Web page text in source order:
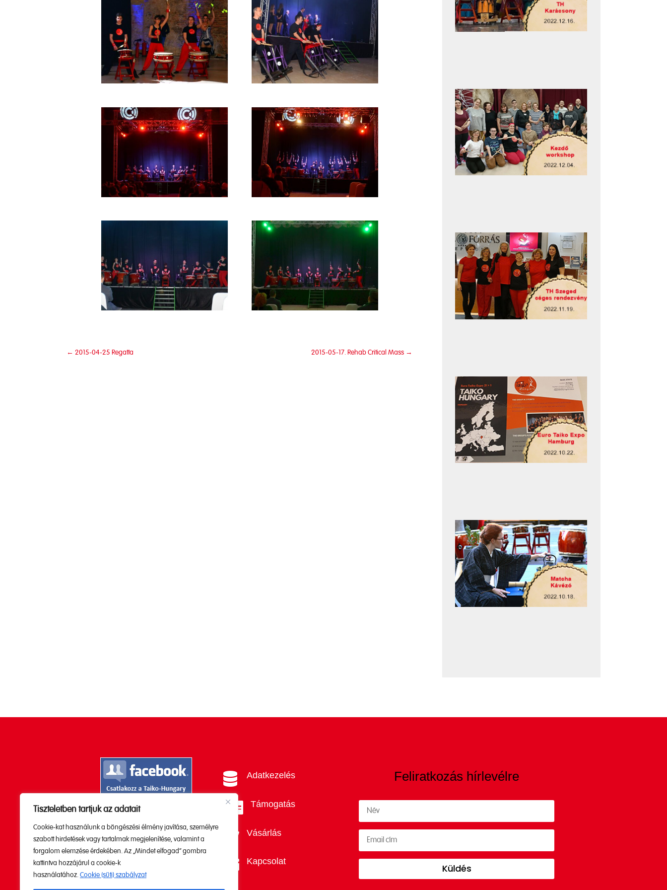
Tiszteletben tartjuk az adatait
Cookie-kat használunk a böngészési élmény javítása, személyre
szabott hirdetések vagy tartalmak megjelenítése, valamint a
forgalom elemzése érdekében. Az „Mindet elfogad” gombra
kattintva hozzájárul a cookie-k
használatához. Cookie (süti) szabályzat
←2015-04-25 Regatta 2015-05-17. Rehab Critical Mass →

csatornánkat!
 Adatkezelés
 Támogatás
 Vásárlás
 Kapcsolat
Feliratkozás hírlevélre
Küldés